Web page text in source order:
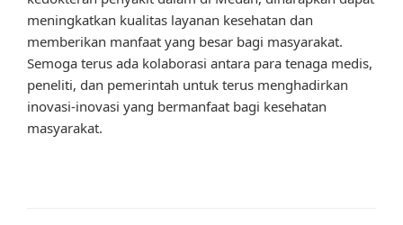
meningkatkan kualitas layanan kesehatan dan
memberikan manfaat yang besar bagi masyarakat.
Semoga terus ada kolaborasi antara para tenaga medis,
peneliti, dan pemerintah untuk terus menghadirkan
inovasi-inovasi yang bermanfaat bagi kesehatan
masyarakat.